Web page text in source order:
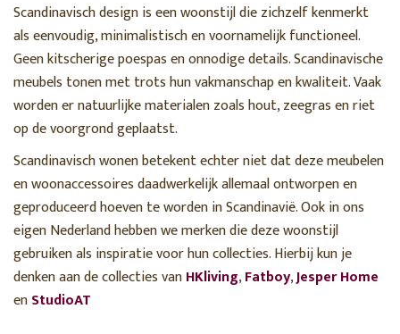
Scandinavisch design is een woonstijl die zichzelf kenmerkt
als eenvoudig, minimalistisch en voornamelijk functioneel.
Geen kitscherige poespas en onnodige details. Scandinavische
meubels tonen met trots hun vakmanschap en kwaliteit. Vaak
worden er natuurlijke materialen zoals hout, zeegras en riet
op de voorgrond geplaatst.
Scandinavisch wonen betekent echter niet dat deze meubelen
en woonaccessoires daadwerkelijk allemaal ontworpen en
geproduceerd hoeven te worden in Scandinavië. Ook in ons
eigen Nederland hebben we merken die deze woonstijl
gebruiken als inspiratie voor hun collecties. Hierbij kun je
denken aan de collecties vanHKliving,Fatboy,Jesper Home
enStudioAT